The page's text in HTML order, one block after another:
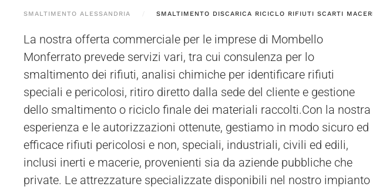
SMALTIMENTO ALESSANDRIA SMALTIMENTO DISCARICA RICICLO RIFIUTI SCARTI
La nostra offerta commerciale per le imprese di Mombello
Monferrato prevede servizi vari, tra cui consulenza per lo
smaltimento dei rifiuti, analisi chimiche per identificare rifiuti
speciali e pericolosi, ritiro diretto dalla sede del cliente e gestione
dello smaltimento o riciclo finale dei materiali raccolti.Con la nostra
esperienza e le autorizzazioni ottenute, gestiamo in modo sicuro ed
efficace rifiuti pericolosi e non, speciali, industriali, civili ed edili,
inclusi inerti e macerie, provenienti sia da aziende pubbliche che
private. Le attrezzature specializzate disponibili nel nostro impianto
di stoccaggio autorizzato si trova a Bressana Bottarone (PV). I
materiali raccolti a Mombello Monferrato e nei comuni circostanti
possono essere ritirati dai nostri addetti direttamente presso le sedi
dei clienti, utilizzando mezzi autorizzati per il trasporto speciale; in
alternativa, è possibile che il cliente invii il materiale direttamente